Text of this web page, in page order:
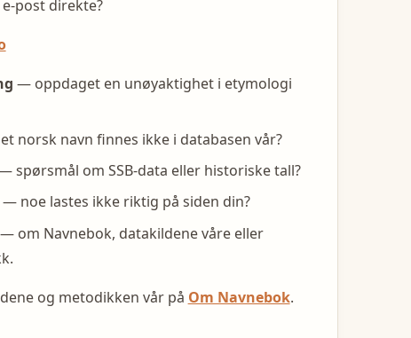
post direkte?
— oppdaget en unøyaktighet i etymologi
norsk navn finnes ikke i databasen vår?
spørsmål om SSB-data eller historiske tall?
noe lastes ikke riktig på siden din?
— om Navnebok, datakildene våre eller
og metodikken vår på Om Navnebok.